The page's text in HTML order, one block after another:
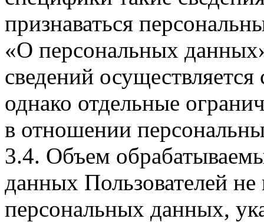
признаваться
«О персональных
сведений
однако отдельные
в отношении
3.4. Объем
данных Пользователей
персональных данных,